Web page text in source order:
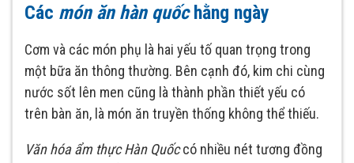
Các món ăn hàn quốchằng ngày
Cơm và các món phụ là hai yếu tố quan trọng trong
một bữa ăn thông thường. Bên cạnh đó, kim chi cùng
nước sốt lên men cũng là thành phần thiết yếu có
trên bàn ăn, là món ăn truyền thống không thể thiếu.
Văn hóa ẩm thực Hàn Quốccó nhiều nét tương đồng